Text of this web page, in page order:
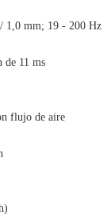
1,0 mm; 19 - 200 Hz
de 11 ms
flujo de aire